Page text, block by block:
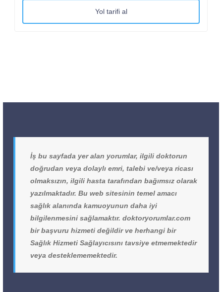
Yol tarifi al
İş bu sayfada yer alan yorumlar, ilgili doktorun
doğrudan veya dolaylı emri, talebi ve/veya ricası
olmaksızın, ilgili hasta tarafından bağımsız olarak
yazılmaktadır. Bu web sitesinin temel amacı
sağlık alanında kamuoyunun daha iyi
bilgilenmesini sağlamaktır. doktoryorumlar.com
bir başvuru hizmeti değildir ve herhangi bir
Sağlık Hizmeti Sağlayıcısını tavsiye etmemektedir
veya desteklememektedir.